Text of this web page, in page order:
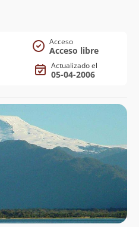
Acceso
Acceso libre
Actualizado el
05-04-2006